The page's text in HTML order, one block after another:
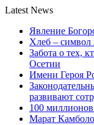
Latest News
Явление
Хлеб –
Забота о тех,
Осетии
Имени Героя
развивают
100
Марат